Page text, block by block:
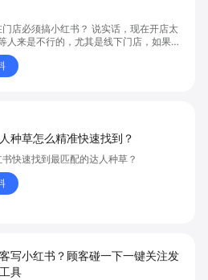
门店必须搞小红书？ 说实话，现在开店太
等人来是不行的，尤其是线下门店，如果你
小红书，那真的就是“闭着眼放弃客流”🚪
种草怎么精准快速找到？
快速找到最匹配的达人种草？
写小红书？顾客碰一下一键关注发
具